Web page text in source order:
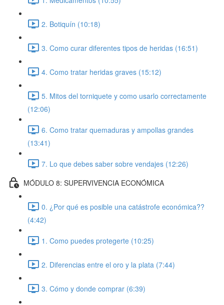
2. Botiquín (10:18)
3. Como curar diferentes tipos de heridas (16:51)
4. Como tratar heridas graves (15:12)
5. Mitos del torniquete y como usarlo correctamente
(12:06)
6. Como tratar quemaduras y ampollas grandes
(13:41)
7. Lo que debes saber sobre vendajes (12:26)
MÓDULO 8: SUPERVIVENCIA ECONÓMICA
0. ¿Por qué es posible una catástrofe económica??
(4:42)
1. Como puedes protegerte (10:25)
2. Diferencias entre el oro y la plata (7:44)
3. Cómo y donde comprar (6:39)